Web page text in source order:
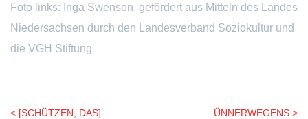
Foto links: Inga Swenson, gefördert aus Mitteln des Landes
Niedersachsen durch den Landesverband Soziokultur und
die VGH Stiftung
< [SCHÜTZEN, DAS] ÜNNERWEGENS >